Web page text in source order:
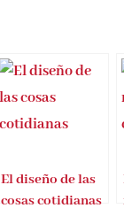
El diseño de las
cosas cotidianas